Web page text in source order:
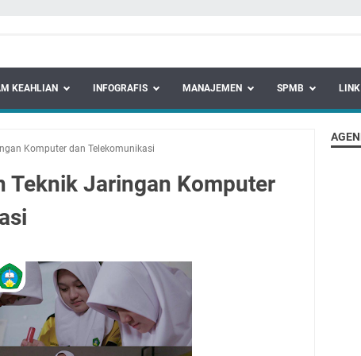
KEAHLIAN INFOGRAFIS MANAJEMEN SPMB LINK
Komputer dan Telekomunikasi
Teknik Jaringan Komputer